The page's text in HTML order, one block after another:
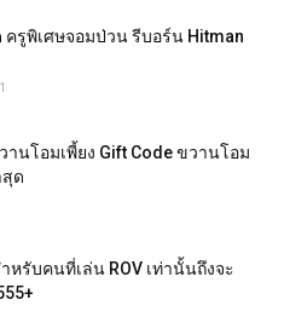
ครูพิเศษจอมป่วน รีบอร์น Hitman
านโอมเพี้ยง Gift Code ขวานโอม
สุด
หรับคนที่เล่น ROV เท่านั้นถึงจะ